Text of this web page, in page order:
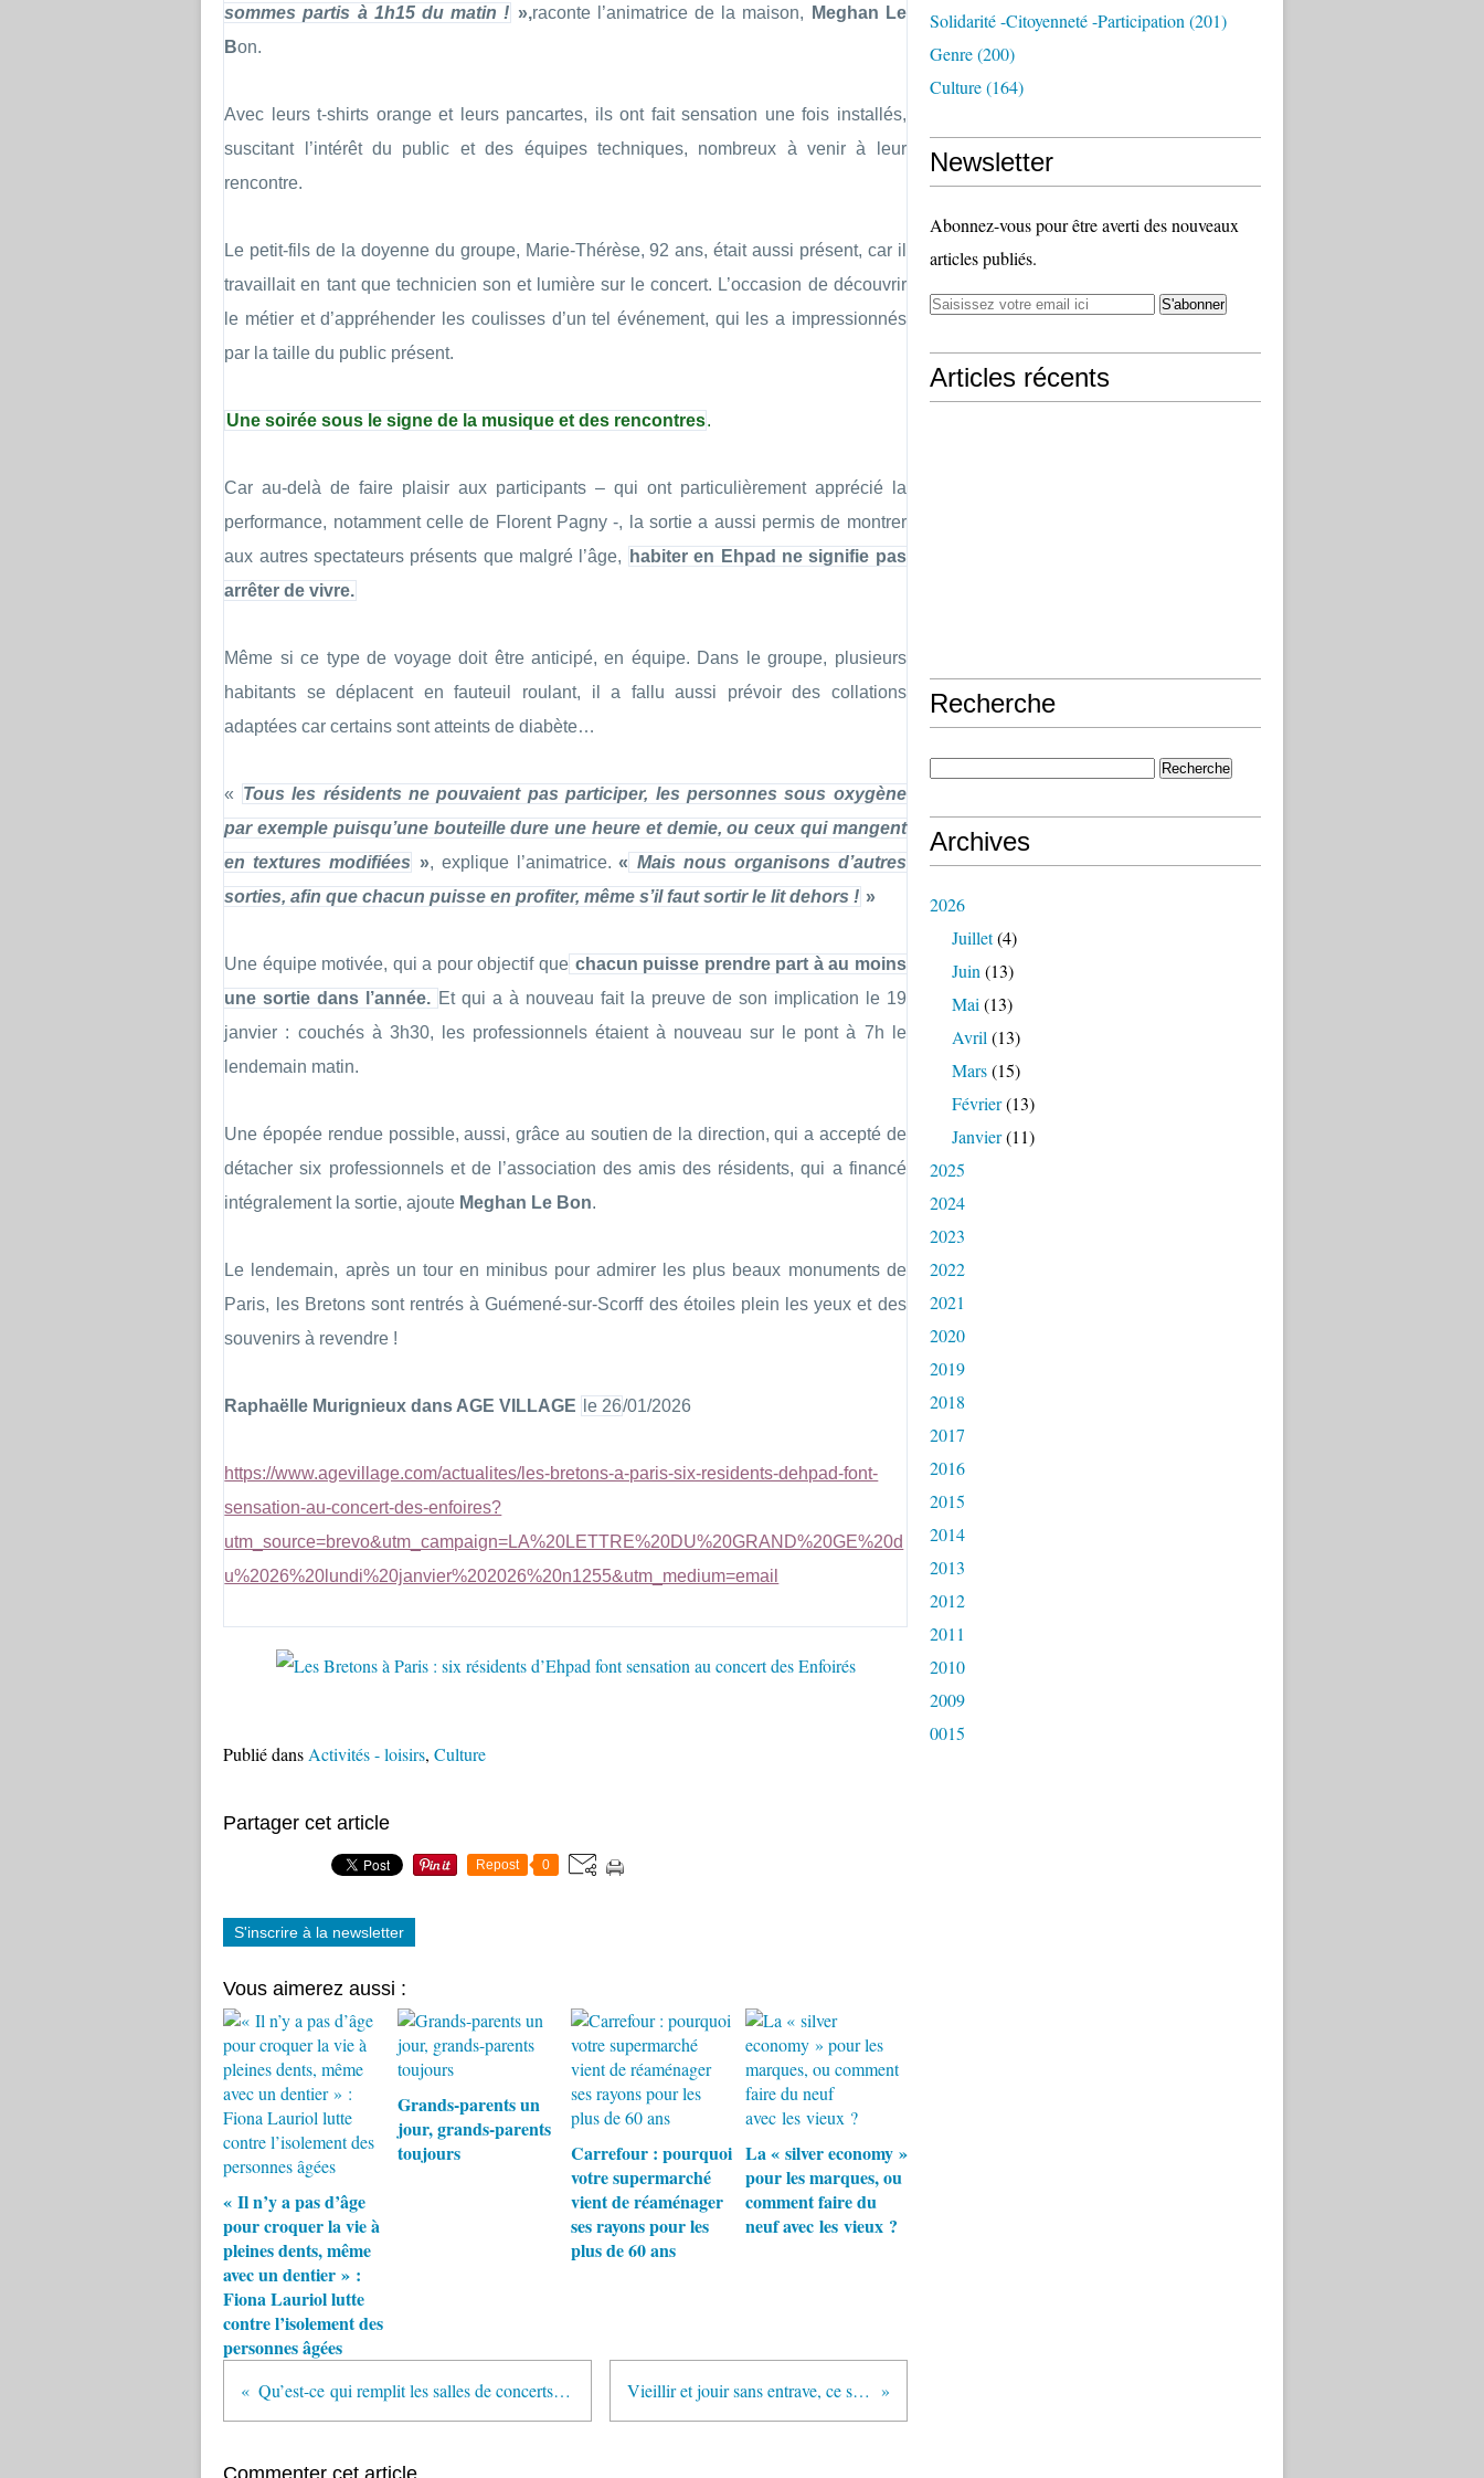
sommes partis à 1h15 du matin ! »,raconte l’animatrice de la maison,
Meghan Le
Bon.
Avec leurs t-shirts orange et leurs pancartes, ils ont fait sensation une fois installés,
suscitant l’intérêt du public et des équipes techniques, nombreux à venir à leur
rencontre.
Le petit-fils de la doyenne du groupe, Marie-Thérèse, 92 ans, était aussi présent, car il
travaillait en tant que technicien son et lumière sur le concert. L’occasion de découvrir
le métier et d’appréhender les coulisses d’un tel événement, qui les a impressionnés
par la taille du public présent.
Une soirée sous le signe de la musique et des rencontres.
Car au-delà de faire plaisir aux participants – qui ont particulièrement apprécié la
performance, notamment celle de Florent Pagny -, la sortie a aussi permis de montrer
aux autres spectateurs présents que malgré l’âge,
habiter en Ehpad ne signifie pas
arrêter de vivre.
Même si ce type de voyage doit être anticipé, en équipe. Dans le groupe, plusieurs
habitants se déplacent en fauteuil roulant, il a fallu aussi prévoir des collations
adaptées car certains sont atteints de diabète…
« Tous les résidents ne pouvaient pas participer, les personnes sous oxygène
par exemple puisqu’une bouteille dure une heure et demie, ou ceux qui mangent
en textures modifiées », explique l’animatrice.« Mais nous organisons d’autres
sorties, afin que chacun puisse en profiter, même s’il faut sortir le lit dehors ! »
Une équipe motivée, qui a pour objectif que chacun puisse prendre part à au moins
une sortie dans l’année. Et qui a à nouveau fait la preuve de son implication le 19
janvier : couchés à 3h30, les professionnels étaient à nouveau sur le pont à 7h le
lendemain matin.
Une épopée rendue possible, aussi, grâce au soutien de la direction, qui a accepté de
détacher six professionnels et de l’association des amis des résidents, qui a financé
intégralement la sortie, ajoute Meghan Le Bon.
Le lendemain, après un tour en minibus pour admirer les plus beaux monuments de
Paris, les Bretons sont rentrés à Guémené-sur-Scorff des étoiles plein les yeux et des
souvenirs à revendre !
Raphaëlle Murignieux dans AGE VILLAGE le 26/01/2026
https://www.agevillage.com/actualites/les-bretons-a-paris-six-residents-dehpad-font-
sensation-au-concert-des-enfoires?
utm_source=brevo&utm_campaign=LA%20LETTRE%20DU%20GRAND%20GE%20d
u%2026%20lundi%20janvier%202026%20n1255&utm_medium=email
Publié dansActivités - loisirs, Culture
Partager cet article
Repost 0
S'inscrire à la newsletter
Vous aimerez aussi :
« Il n’y a pas d’âge
pour croquer la vie à
pleines dents, même
avec un dentier » :
Fiona Lauriol lutte
contre l’isolement des
personnes âgées
Grands-parents un
jour, grands-parents
toujours
Carrefour : pourquoi
votre supermarché
vient de réaménager
ses rayons pour les
plus de 60 ans
La « silver economy »
pour les marques, ou
comment faire du
neuf avec les vieux ?
Qu’est-ce qui remplit les salles de concerts ? La nostalgie, pardi !… et les vieux… Vieillir et jouir sans entrave, ce soir, je regarde France 5 à la télé.
Solidarité -citoyenneté -participation (201)
Genre(200)
Culture(164)
Newsletter
Abonnez-vous pour être averti des nouveaux
articles publiés.
Articles récents
Recherche
Archives
2026
Juillet(4)
Juin (13)
Mai (13)
Avril (13)
Mars(15)
Février(13)
Janvier(11)
2025
2024
2023
2022
2021
2020
2019
2018
2017
2016
2015
2014
2013
2012
2011
2010
2009
0015